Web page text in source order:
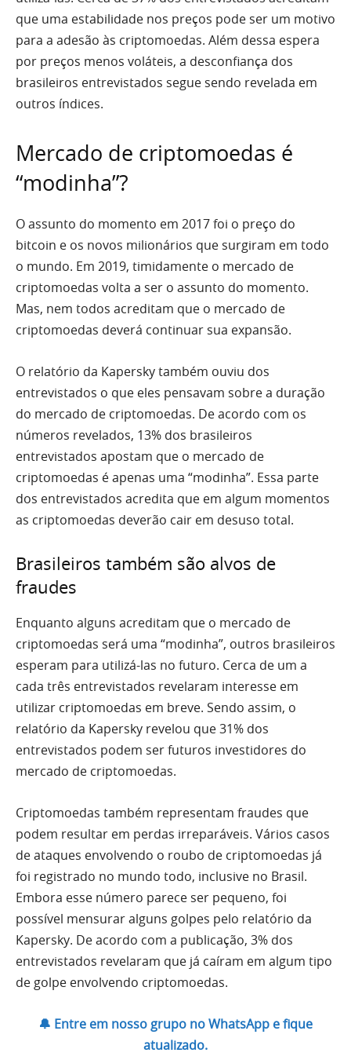
que uma estabilidade nos preços pode ser um motivo
para a adesão às criptomoedas. Além dessa espera
por preços menos voláteis, a desconfiança dos
brasileiros entrevistados segue sendo revelada em
outros índices.
Mercado de criptomoedas é
“modinha”?
O assunto do momento em 2017 foi o preço do
bitcoin e os novos milionários que surgiram em todo
o mundo. Em 2019, timidamente o mercado de
criptomoedas volta a ser o assunto do momento.
Mas, nem todos acreditam que o mercado de
criptomoedas deverá continuar sua expansão.
O relatório da Kapersky também ouviu dos
entrevistados o que eles pensavam sobre a duração
do mercado de criptomoedas. De acordo com os
números revelados, 13% dos brasileiros
entrevistados apostam que o mercado de
criptomoedas é apenas uma “modinha”. Essa parte
dos entrevistados acredita que em algum momentos
as criptomoedas deverão cair em desuso total.
Brasileiros também são alvos de
fraudes
Enquanto alguns acreditam que o mercado de
criptomoedas será uma “modinha”, outros brasileiros
esperam para utilizá-las no futuro. Cerca de um a
cada três entrevistados revelaram interesse em
utilizar criptomoedas em breve. Sendo assim, o
relatório da Kapersky revelou que 31% dos
entrevistados podem ser futuros investidores do
mercado de criptomoedas.
Criptomoedas também representam fraudes que
podem resultar em perdas irreparáveis. Vários casos
de ataques envolvendo o roubo de criptomoedas já
foi registrado no mundo todo, inclusive no Brasil.
Embora esse número parece ser pequeno, foi
possível mensurar alguns golpes pelo relatório da
Kapersky. De acordo com a publicação, 3% dos
entrevistados revelaram que já caíram em algum tipo
de golpe envolvendo criptomoedas.
🔔 Entre em nosso grupo no WhatsApp e fique
atualizado.